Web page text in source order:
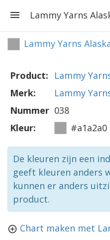
Lammy Yarns
Lammy Yarns
Product:
Lammy
Merk:
Lammy
Nummer 038
Kleur:
#a1a2a0
De kleuren zijn een
geeft kleuren anders
kunnen er anders
product.
Chart maken met